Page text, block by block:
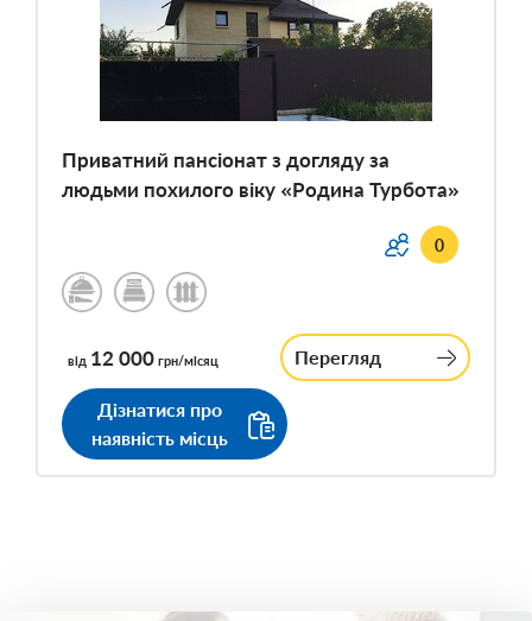
Приватний пансіонат з догляду за
людьми похилого віку «Родина Турбота»
0
від 12 000 грн/місяц Перегляд
Дізнатися про
наявність місць